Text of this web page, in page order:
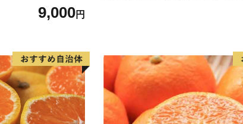
9,000円